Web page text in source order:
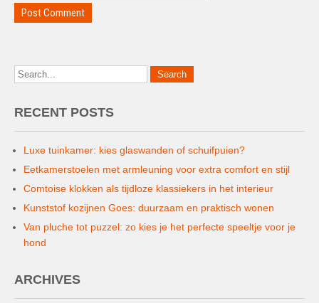
RECENT POSTS
Luxe tuinkamer: kies glaswanden of schuifpuien?
Eetkamerstoelen met armleuning voor extra comfort en stijl
Comtoise klokken als tijdloze klassiekers in het interieur
Kunststof kozijnen Goes: duurzaam en praktisch wonen
Van pluche tot puzzel: zo kies je het perfecte speeltje voor je
hond
ARCHIVES